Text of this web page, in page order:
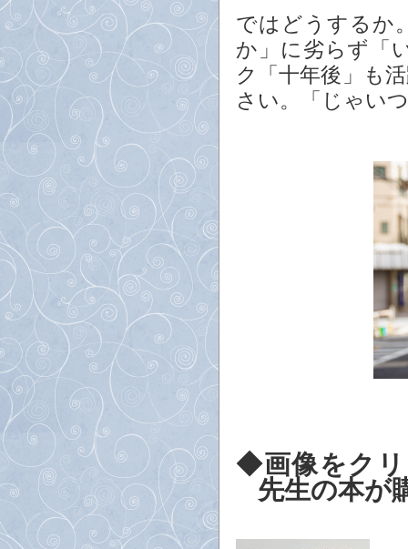
ではどうするか
か」に劣らず「
ク「十年後」も
さい。「じゃい
◆画像をクリ
先生の本が